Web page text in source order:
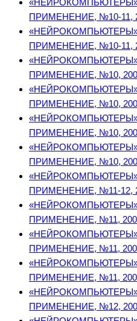
ПРИМЕНЕНИЕ, №10-11,
ПРИМЕНЕНИЕ, №10-11,
ПРИМЕНЕНИЕ, №10,
ПРИМЕНЕНИЕ, №10,
ПРИМЕНЕНИЕ, №10,
ПРИМЕНЕНИЕ, №10,
ПРИМЕНЕНИЕ, №11-12,
ПРИМЕНЕНИЕ, №11,
ПРИМЕНЕНИЕ, №11,
ПРИМЕНЕНИЕ, №11,
ПРИМЕНЕНИЕ, №12,